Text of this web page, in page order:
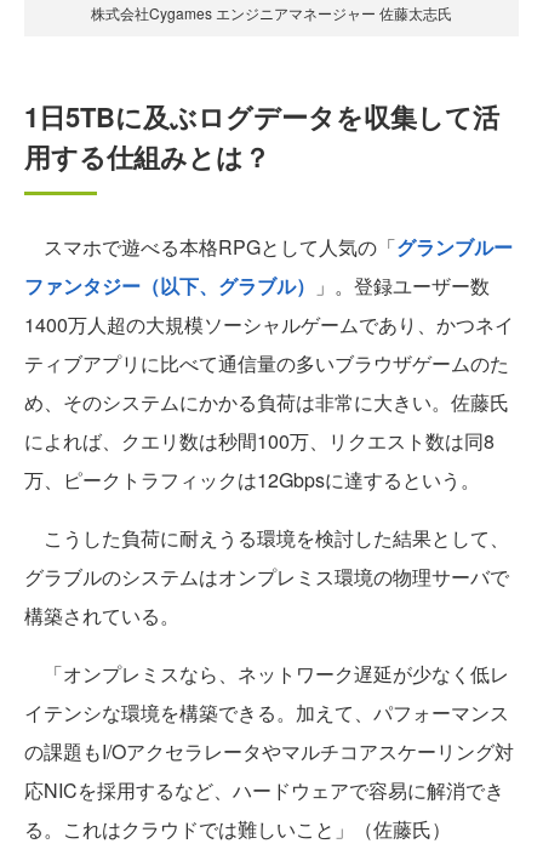
株式会社Cygames エンジニアマネージャー 佐藤太志氏
1日5TBに及ぶログデータを収集して活
用する仕組みとは？
スマホで遊べる本格RPGとして人気の「グランブルー
ファンタジー（以下、グラブル）
」。登録ユーザー数
1400万人超の大規模ソーシャルゲームであり、かつネイ
ティブアプリに比べて通信量の多いブラウザゲームのた
め、そのシステムにかかる負荷は非常に大きい。佐藤氏
によれば、クエリ数は秒間100万、リクエスト数は同8
万、ピークトラフィックは12Gbpsに達するという。
こうした負荷に耐えうる環境を検討した結果として、
グラブルのシステムはオンプレミス環境の物理サーバで
構築されている。
「オンプレミスなら、ネットワーク遅延が少なく低レ
イテンシな環境を構築できる。加えて、パフォーマンス
の課題もI/Oアクセラレータやマルチコアスケーリング対
応NICを採用するなど、ハードウェアで容易に解消でき
る。これはクラウドでは難しいこと」（佐藤氏）